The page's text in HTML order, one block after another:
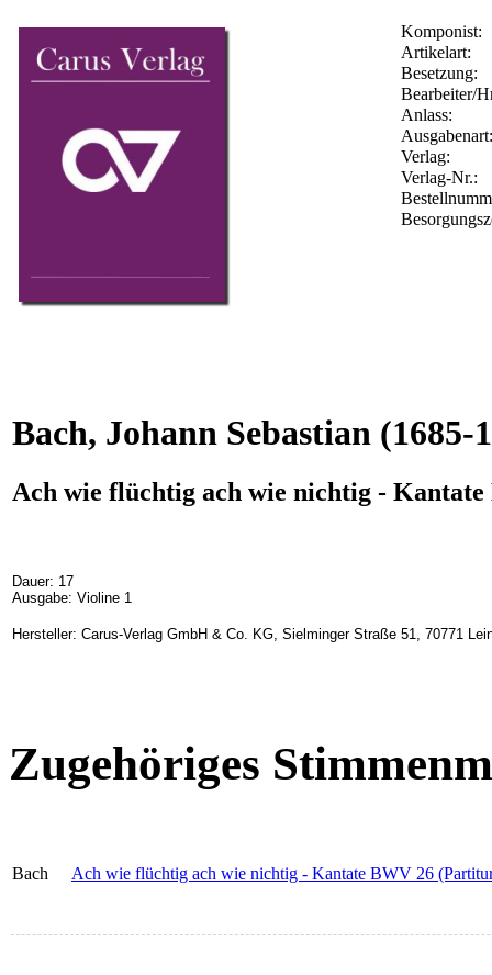
Komponist:
Artikelart:
Besetzung:
Bearbeiter/
Anlass:
Ausgabenart:
Verlag:
Verlag-Nr.:
Bach, Johann Sebastian (1685-
Ach wie flüchtig ach wie nichtig -
Dauer: 17
Ausgabe: Violine 1
Hersteller: Carus-Verlag GmbH & Co. KG, Sielminger Straße 51, 70771
Zugehöriges
Bach Ach wie flüchtig ach wie nichtig - Kantate BWV 26